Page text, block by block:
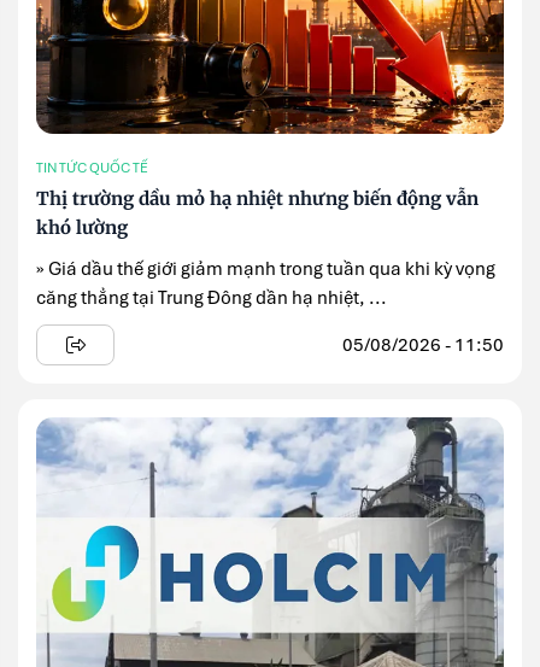
TIN TỨC QUỐC TẾ
Thị trường dầu mỏ hạ nhiệt nhưng biến động vẫn
khó lường
» Giá dầu thế giới giảm mạnh trong tuần qua khi kỳ vọng
căng thẳng tại Trung Đông dần hạ nhiệt, ...
05/08/2026 - 11:50